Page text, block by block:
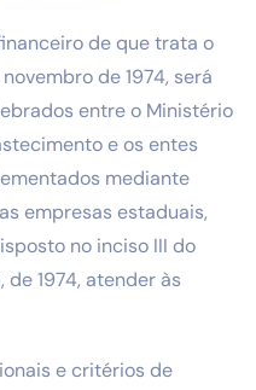
de que trata o
de 1974, será
entre o Ministério
e os entes
mediante
empresas estaduais,
no inciso III do
de 1974, atender às
e critérios de